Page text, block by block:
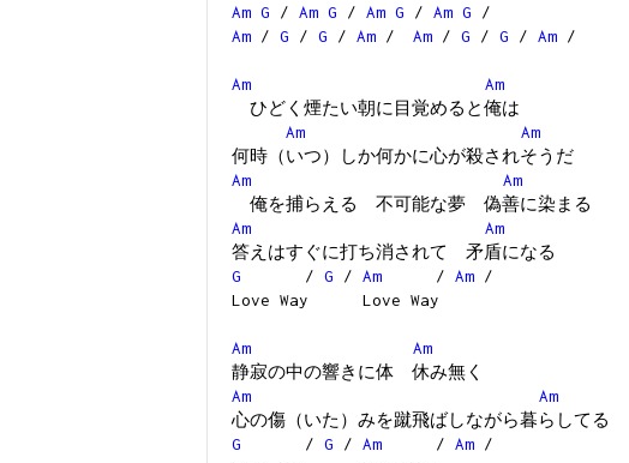
Am G / Am G / Am G / Am G /
Am / G / G / Am / Am / G / G / Am /
Am
Am
ひどく煙たい朝に目覚めると俺は
Am
Am
何時（いつ）しか何かに心が殺されそうだ
Am
Am
俺を捕らえる 不可能な夢 偽善に染まる
Am
Am
答えはすぐに打ち消されて 矛盾になる
G / G / Am / Am /
Love Way Love Way
Am
Am
静寂の中の響きに体 休み無く
Am
Am
心の傷（いた）みを蹴飛ばしながら暮らしてる
G / G / Am / Am /